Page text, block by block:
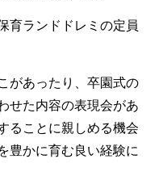
育ランドドレミの定員
があったり、卒園式の
せた内容の表現会があ
ることに親しめる機会
豊かに育む良い経験に